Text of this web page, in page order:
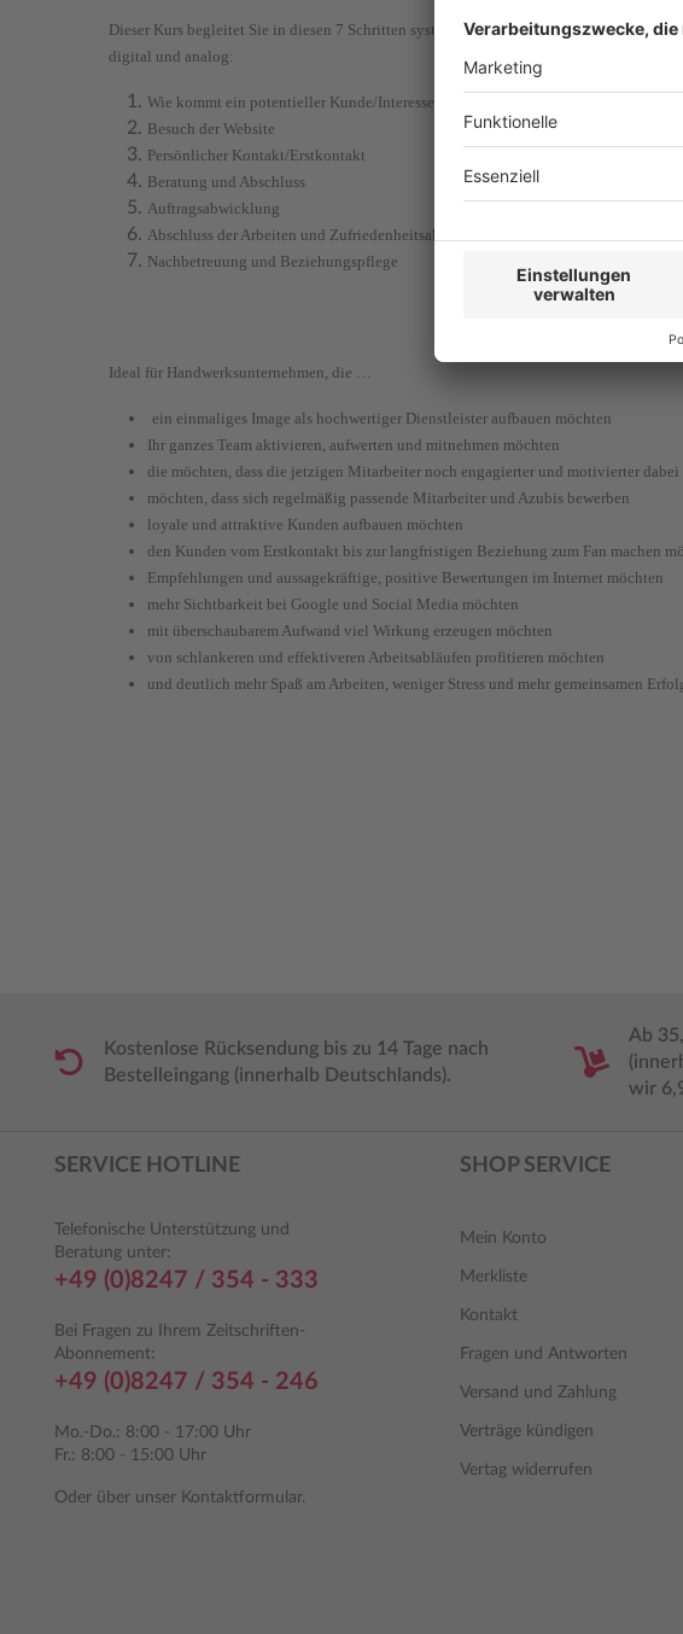
Dieser Kurs begleitet Sie in diesen 7 Schritten systematisch durch alle Kontakt-Punkte
digital und analog:
Wie kommt ein potentieller Kunde/Interessent zum Handwerksunternehmen?
Besuch der Website
Persönlicher Kontakt/Erstkontakt
Beratung und Abschluss
Auftragsabwicklung
Abschluss der Arbeiten und Zufriedenheitsabfrage
Nachbetreuung und Beziehungspflege
Ideal für Handwerksunternehmen, die …
ein einmaliges Image als hochwertiger Dienstleister aufbauen möchten
Ihr ganzes Team aktivieren, aufwerten und mitnehmen möchten
die möchten, dass die jetzigen Mitarbeiter noch engagierter und motivierter dabei
möchten, dass sich regelmäßig passende Mitarbeiter und Azubis bewerben
loyale und attraktive Kunden aufbauen möchten
den Kunden vom Erstkontakt bis zur langfristigen Beziehung zum Fan machen
Empfehlungen und aussagekräftige, positive Bewertungen im Internet möchten
mehr Sichtbarkeit bei Google und Social Media möchten
mit überschaubarem Aufwand viel Wirkung erzeugen möchten
von schlankeren und effektiveren Arbeitsabläufen profitieren möchten
und deutlich mehr Spaß am Arbeiten, weniger Stress und mehr gemeinsamen
Kostenlose Rücksendung bis zu 14 Tage nach
Bestelleingang (innerhalb Deutschlands).
Ab
wir
SERVICE HOTLINE
Telefonische Unterstützung und
Beratung unter:
+49 (0)8247 / 354 - 333
Bei Fragen zu Ihrem Zeitschriften-
Abonnement:
+49 (0)8247 / 354 - 246
Mo.-Do.: 8:00 - 17:00 Uhr
Fr.: 8:00 - 15:00 Uhr
Oder über unser Kontaktformular.
SHOP SERVICE
Mein Konto
Merkliste
Kontakt
Fragen und Antworten
Versand und Zahlung
Verträge kündigen
Vertag widerrufen